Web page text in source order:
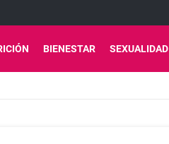
BIENESTAR SEXUALIDAD